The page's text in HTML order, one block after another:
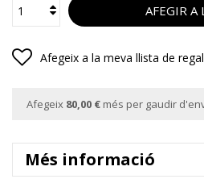
AFEGIR A
Afegeix a la meva llista de
Afegeix 80,00 € més per gaudir
Més informació